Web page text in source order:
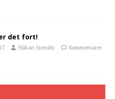
det fort!
Håkan Stensby
Kommentarer